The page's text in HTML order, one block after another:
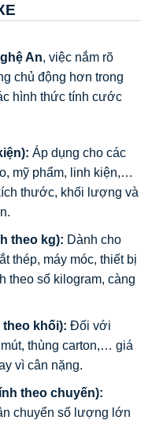
An, việc nắm rõ
chủ động hơn trong
hình thức tính cước
Áp dụng cho các
mỹ phẩm, linh kiện,…
thước, khối lượng và
theo kg): Dành cho
thép, máy móc, thiết bị
số kilogram, càng
khối): Đối với
thùng carton,… giá
vì cân nặng.
theo chuyến):
chuyển số lượng lớn